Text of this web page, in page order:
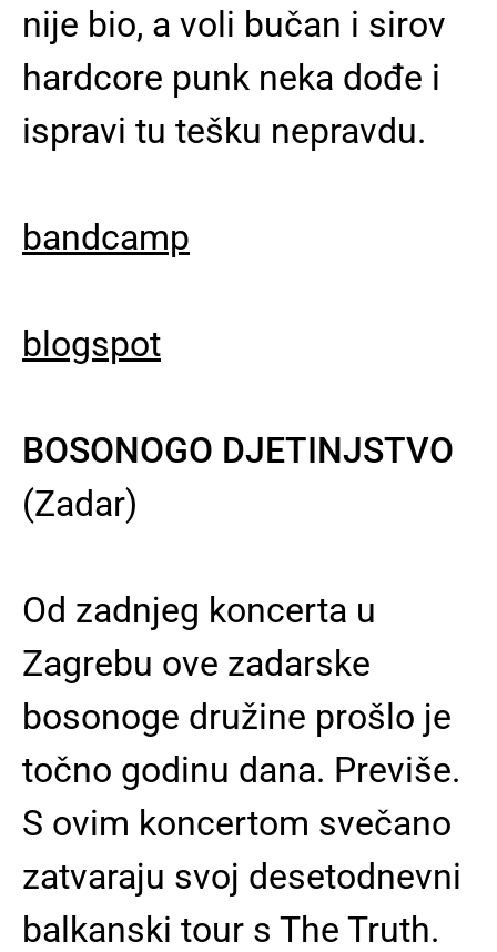
nije bio, a voli bučan i sirov
hardcore punk neka dođe i
ispravi tu tešku nepravdu.
bandcamp
blogspot
BOSONOGO DJETINJSTVO
(Zadar)
Od zadnjeg koncerta u
Zagrebu ove zadarske
bosonoge družine prošlo je
točno godinu dana. Previše.
S ovim koncertom svečano
zatvaraju svoj desetodnevni
balkanski tour s The Truth.